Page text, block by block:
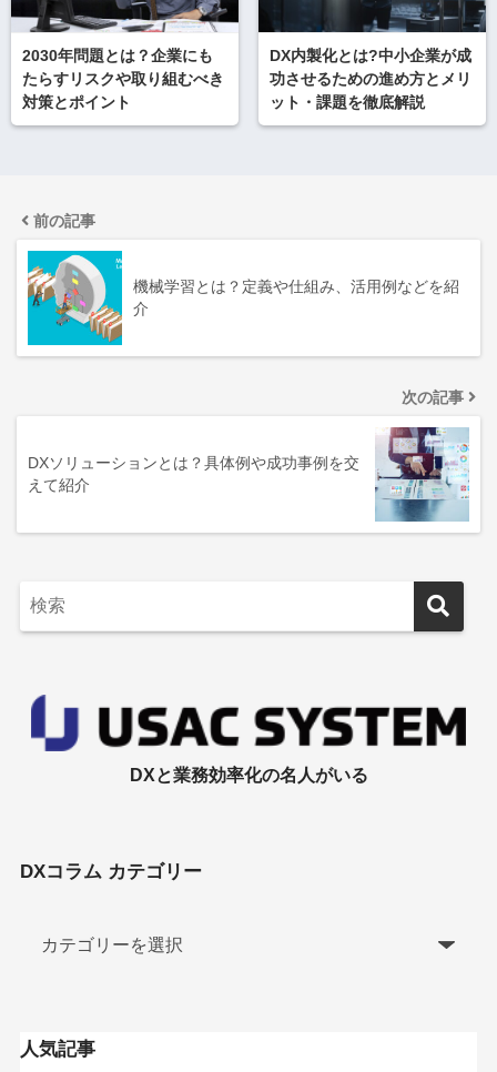
2030年問題とは？企業にも
たらすリスクや取り組むべき
対策とポイント
DX内製化とは?中小企業が成
功させるための進め方とメリ
ット・課題を徹底解説
前の記事
機械学習とは？定義や仕組み、活用例などを紹
介
次の記事
DXソリューションとは？具体例や成功事例を交
えて紹介
DXと業務効率化の名人がいる
DXコラム カテゴリー
人気記事